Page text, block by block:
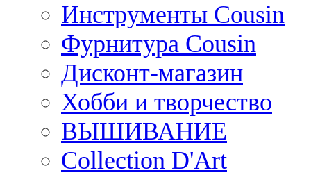
Инструменты Cousin
Фурнитура Cousin
Дисконт-магазин
Хобби и творчество
ВЫШИВАНИЕ
Collection D'Art